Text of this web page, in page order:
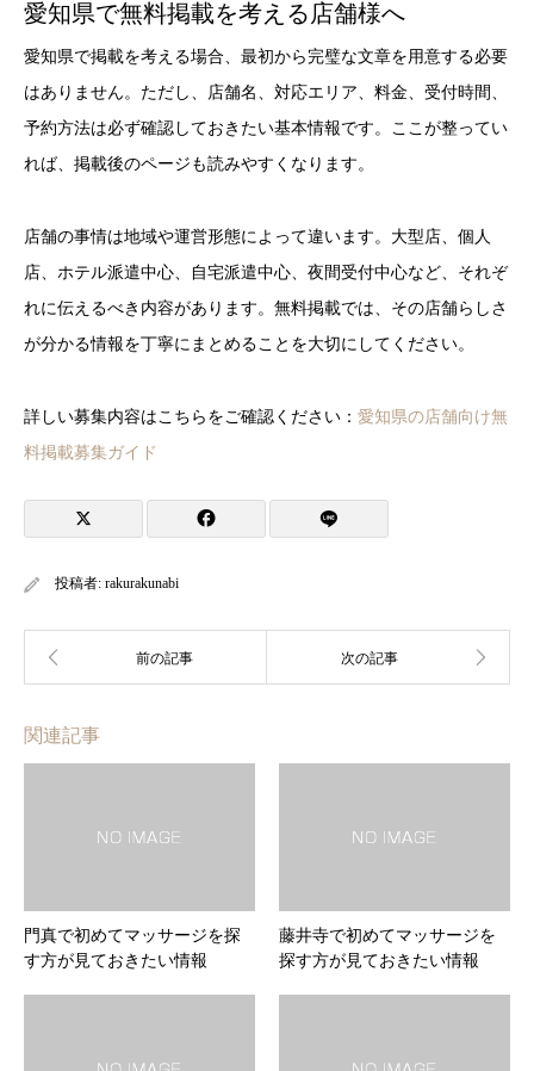
愛知県で無料掲載を考える店舗様へ
愛知県で掲載を考える場合、最初から完璧な文章を用意する必要
はありません。ただし、店舗名、対応エリア、料金、受付時間、
予約方法は必ず確認しておきたい基本情報です。ここが整ってい
れば、掲載後のページも読みやすくなります。
店舗の事情は地域や運営形態によって違います。大型店、個人
店、ホテル派遣中心、自宅派遣中心、夜間受付中心など、それぞ
れに伝えるべき内容があります。無料掲載では、その店舗らしさ
が分かる情報を丁寧にまとめることを大切にしてください。
詳しい募集内容はこちらをご確認ください： 愛知県の店舗向け無
料掲載募集ガイド
投稿者: rakurakunabi
関連記事
門真で初めてマッサージを探
す方が見ておきたい情報
藤井寺で初めてマッサージを
探す方が見ておきたい情報